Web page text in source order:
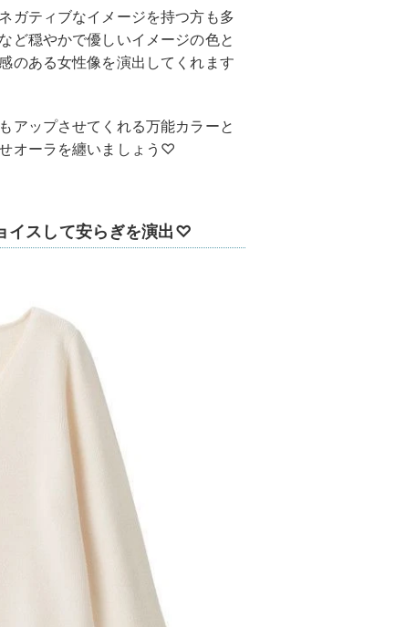
ガティブなイメージを持つ方も多
ど穏やかで優しいイメージの色と
のある女性像を演出してくれます
アップさせてくれる万能カラーと
オーラを纏いましょう♡
イスして安らぎを演出♡